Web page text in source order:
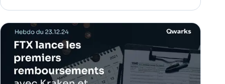
réserves d'État en Bitcoin | Bitcoin Hong Kong,
reconnu pour son rôle central dans les finances
asiatiques, a franc